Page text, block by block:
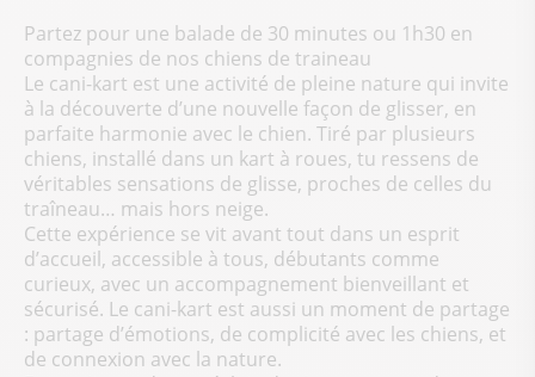
Partez pour une balade de 30 minutes ou 1h30 en
compagnies de nos chiens de traineau
Le cani-kart est une activité de pleine nature qui invite
à la découverte d’une nouvelle façon de glisser, en
parfaite harmonie avec le chien. Tiré par plusieurs
chiens, installé dans un kart à roues, tu ressens de
véritables sensations de glisse, proches de celles du
traîneau… mais hors neige.
Cette expérience se vit avant tout dans un esprit
d’accueil, accessible à tous, débutants comme
curieux, avec un accompagnement bienveillant et
sécurisé. Le cani-kart est aussi un moment de partage
: partage d’émotions, de complicité avec les chiens, et
de connexion avec la nature.